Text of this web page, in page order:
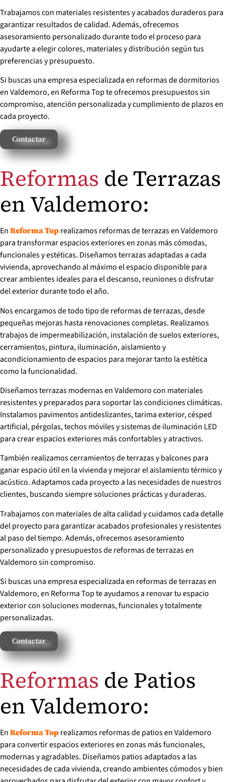
Trabajamos con materiales resistentes y acabados duraderos para
garantizar resultados de calidad. Además, ofrecemos
asesoramiento personalizado durante todo el proceso para
ayudarte a elegir colores, materiales y distribución según tus
preferencias y presupuesto.
Si buscas una empresa especializada en reformas de dormitorios
en Valdemoro, en Reforma Top te ofrecemos presupuestos sin
compromiso, atención personalizada y cumplimiento de plazos en
cada proyecto.
Contactar
Reformas de Terrazas
en Valdemoro:
En Reforma Top realizamos reformas de terrazas en Valdemoro
para transformar espacios exteriores en zonas más cómodas,
funcionales y estéticas. Diseñamos terrazas adaptadas a cada
vivienda, aprovechando al máximo el espacio disponible para
crear ambientes ideales para el descanso, reuniones o disfrutar
del exterior durante todo el año.
Nos encargamos de todo tipo de reformas de terrazas, desde
pequeñas mejoras hasta renovaciones completas. Realizamos
trabajos de impermeabilización, instalación de suelos exteriores,
cerramientos, pintura, iluminación, aislamiento y
acondicionamiento de espacios para mejorar tanto la estética
como la funcionalidad.
Diseñamos terrazas modernas en Valdemoro con materiales
resistentes y preparados para soportar las condiciones climáticas.
Instalamos pavimentos antideslizantes, tarima exterior, césped
artificial, pérgolas, techos móviles y sistemas de iluminación LED
para crear espacios exteriores más confortables y atractivos.
También realizamos cerramientos de terrazas y balcones para
ganar espacio útil en la vivienda y mejorar el aislamiento térmico y
acústico. Adaptamos cada proyecto a las necesidades de nuestros
clientes, buscando siempre soluciones prácticas y duraderas.
Trabajamos con materiales de alta calidad y cuidamos cada detalle
del proyecto para garantizar acabados profesionales y resistentes
al paso del tiempo. Además, ofrecemos asesoramiento
personalizado y presupuestos de reformas de terrazas en
Valdemoro sin compromiso.
Si buscas una empresa especializada en reformas de terrazas en
Valdemoro, en Reforma Top te ayudamos a renovar tu espacio
exterior con soluciones modernas, funcionales y totalmente
personalizadas.
Contactar
Reformas de Patios
en Valdemoro:
En Reforma Top realizamos reformas de patios en Valdemoro
para convertir espacios exteriores en zonas más funcionales,
modernas y agradables. Diseñamos patios adaptados a las
necesidades de cada vivienda, creando ambientes cómodos y bien